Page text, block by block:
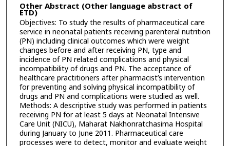
Other Abstract (Other language abstract of
ETD)
Objectives: To study the results of pharmaceutical care
service in neonatal patients receiving parenteral nutrition
(PN) including clinical outcomes which were weight
changes before and after receiving PN, type and
incidence of PN related complications and physical
incompatibility of drugs and PN. The acceptance of
healthcare practitioners after pharmacist’s intervention
for preventing and solving physical incompatibility of
drugs and PN and complications were studied as well.
Methods: A descriptive study was performed in patients
receiving PN for at least 5 days at Neonatal Intensive
Care Unit (NICU), Maharat Nakhonratchasima Hospital
during January to June 2011. Pharmaceutical care
processes were to detect, monitor and evaluate weight